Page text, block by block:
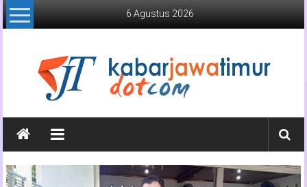
Lompat
ke
6 Agustus 2026
Kabar
Jawa
Timur